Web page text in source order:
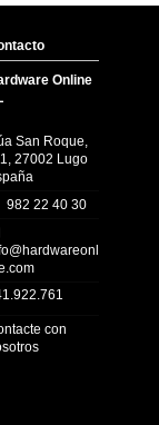
Online
San Roque,
27002 Lugo
982 22 40 30
con